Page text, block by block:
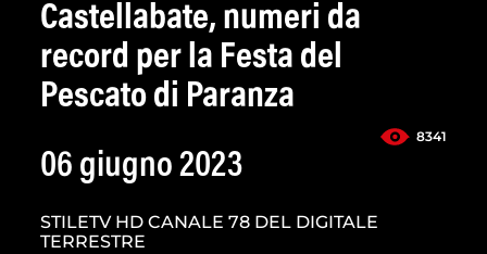
Castellabate, numeri da
record per la Festa del
Pescato di Paranza
8341
06 giugno 2023
STILETV HD CANALE 78 DEL DIGITALE
TERRESTRE